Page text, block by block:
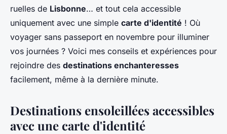
ruelles de Lisbonne… et tout cela accessible
uniquement avec une simple carte d'identité ! Où
voyager sans passeport en novembre pour illuminer
vos journées ? Voici mes conseils et expériences pour
rejoindre des destinations enchanteresses
facilement, même à la dernière minute.
Destinations ensoleillées accessibles
avec une carte d'identité